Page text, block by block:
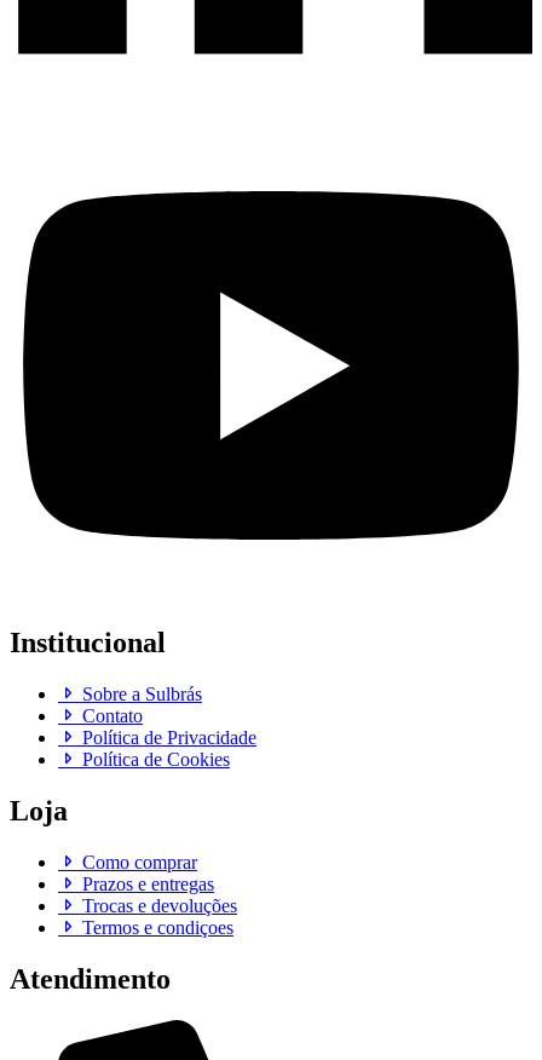
Institucional
Sobre a Sulbrás
Contato
Política de Privacidade
Política de Cookies
Loja
Como comprar
Prazos e entregas
Trocas e devoluções
Termos e condiçoes
Atendimento